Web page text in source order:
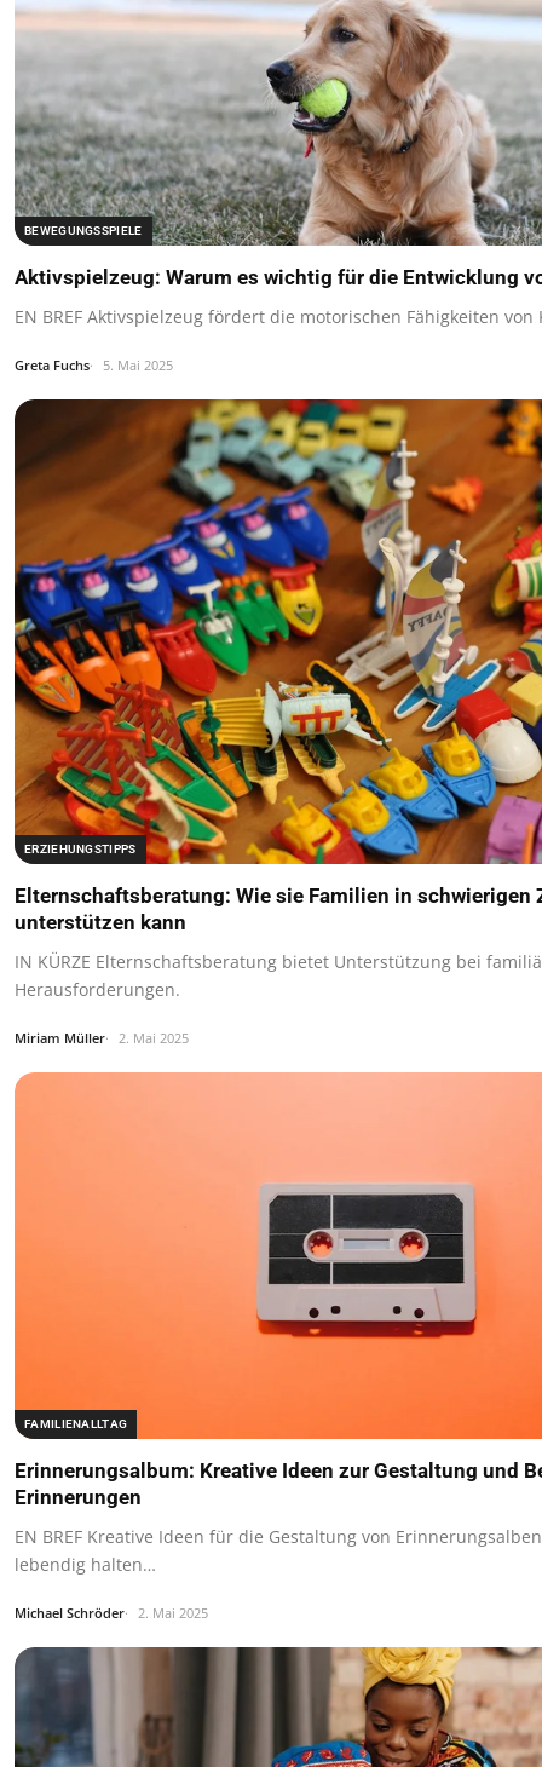
BEWEGUNGSSPIELE
Aktivspielzeug: Warum es wichtig für die Entwicklung
EN BREF Aktivspielzeug fördert die motorischen Fähigkeiten von
Greta Fuchs 5. Mai 2025
ERZIEHUNGSTIPPS
Elternschaftsberatung: Wie sie Familien in schwierigen
unterstützen kann
IN KÜRZE Elternschaftsberatung bietet Unterstützung bei
Herausforderungen.
Miriam Müller 2. Mai 2025
FAMILIENALLTAG
Erinnerungsalbum: Kreative Ideen zur Gestaltung und
Erinnerungen
EN BREF Kreative Ideen für die Gestaltung von
lebendig halten…
Michael Schröder 2. Mai 2025